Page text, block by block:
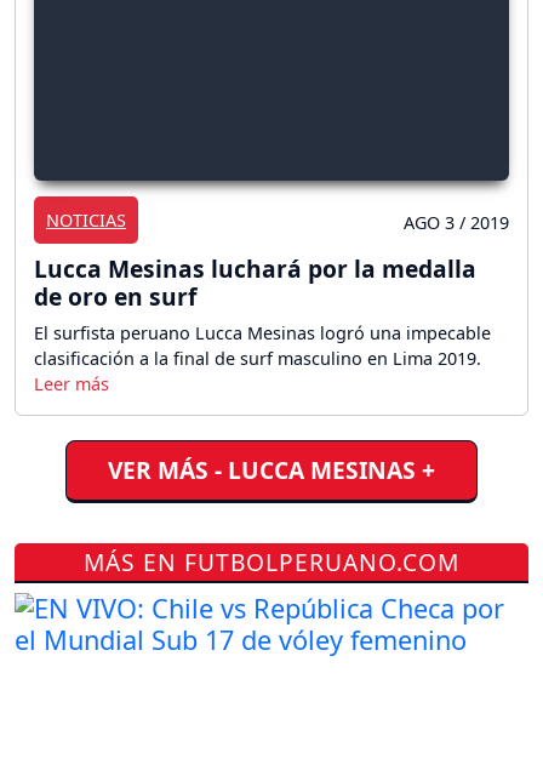
NOTICIAS AGO 3 / 2019
Lucca Mesinas luchará por la medalla
de oro en surf
El surfista peruano Lucca Mesinas logró una impecable
clasificación a la final de surf masculino en Lima 2019.
VER MÁS - LUCCA MESINAS +
MÁS EN FUTBOLPERUANO.COM